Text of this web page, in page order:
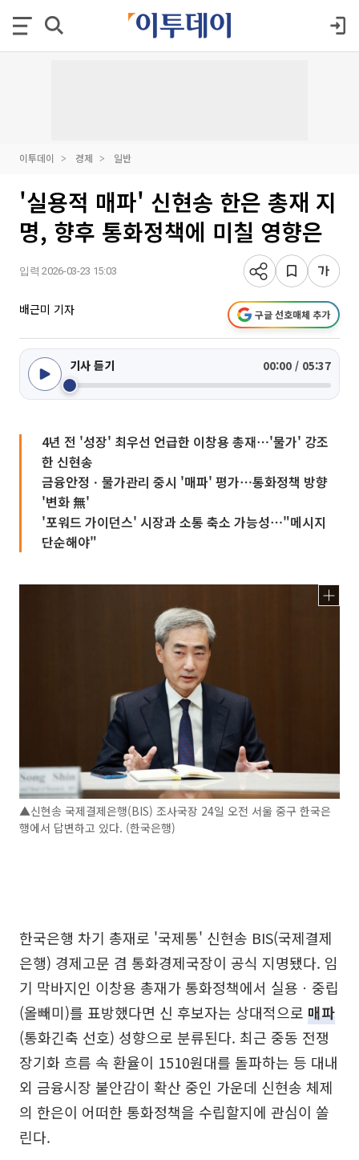
이투데이 경제 일반
'실용적 매파' 신현송 한은 총재 지
명, 향후 통화정책에 미칠 영향은
입력 2026-03-23 15:03
배근미 기자 구글 선호매체 추가
기사 듣기 00:00 / 05:37
4년 전 '성장' 최우선 언급한 이창용 총재⋯'물가' 강조
한 신현송
금융안정ㆍ물가관리 중시 '매파' 평가⋯통화정책 방향
'변화 無'
'포워드 가이던스' 시장과 소통 축소 가능성⋯"메시지
단순해야"
▲신현송 국제결제은행(BIS) 조사국장 24일 오전 서울 중구 한국은
행에서 답변하고 있다. (한국은행)
한국은행 차기 총재로 '국제통' 신현송 BIS(국제결제
은행) 경제고문 겸 통화경제국장이 공식 지명됐다. 임
기 막바지인 이창용 총재가 통화정책에서 실용ㆍ중립
(올빼미)를 표방했다면 신 후보자는 상대적으로 매파
(통화긴축 선호) 성향으로 분류된다. 최근 중동 전쟁
장기화 흐름 속 환율이 1510원대를 돌파하는 등 대내
외 금융시장 불안감이 확산 중인 가운데 신현송 체제
의 한은이 어떠한 통화정책을 수립할지에 관심이 쏠
린다.